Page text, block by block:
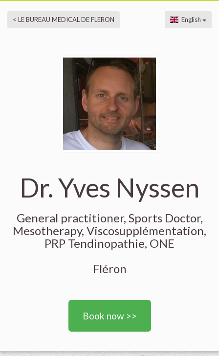
< LE BUREAU MEDICAL DE FLERON English
Dr. Yves Nyssen
General practitioner, Sports Doctor,
Mesotherapy, Viscosupplémentation,
PRP Tendinopathie, ONE
Fléron
Book now >>